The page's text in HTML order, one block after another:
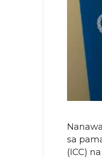
sa
(ICC)